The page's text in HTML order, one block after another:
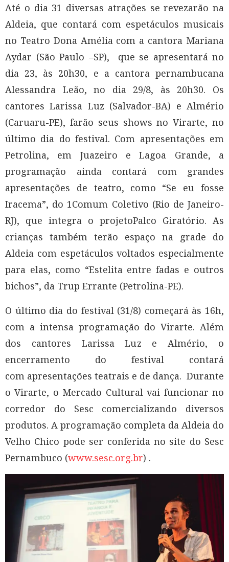
Até o dia 31 diversas atrações se revezarão na
Aldeia, que contará com espetáculos musicais
no Teatro Dona Amélia com a cantora Mariana
Aydar (São Paulo –SP), que se apresentará no
dia 23, às 20h30, e a cantora pernambucana
Alessandra Leão, no dia 29/8, às 20h30. Os
cantores Larissa Luz (Salvador-BA) e Almério
(Caruaru-PE), farão seus shows no Virarte, no
último dia do festival. Com apresentações em
Petrolina, em Juazeiro e Lagoa Grande, a
programação ainda contará com grandes
apresentações de teatro, como “Se eu fosse
Iracema”, do 1Comum Coletivo (Rio de Janeiro-
RJ), que integra o projetoPalco Giratório. As
crianças também terão espaço na grade do
Aldeia com espetáculos voltados especialmente
para elas, como “Estelita entre fadas e outros
bichos”, da Trup Errante (Petrolina-PE).
O último dia do festival (31/8) começará às 16h,
com a intensa programação do Virarte. Além
dos cantores Larissa Luz e Almério, o
encerramento do festival contará
com apresentações teatrais e de dança. Durante
o Virarte, o Mercado Cultural vai funcionar no
corredor do Sesc comercializando diversos
produtos. A programação completa da Aldeia do
Velho Chico pode ser conferida no site do Sesc
Pernambuco (www.sesc.org.br) .